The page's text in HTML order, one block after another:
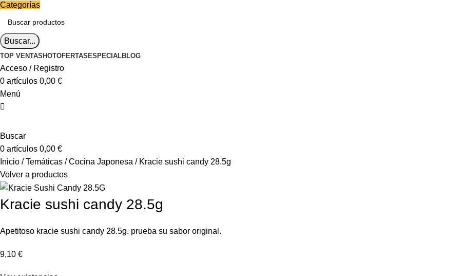
Categorías
Buscar...
TOP VENTAS HOTOFERTAS ESPECIALBLOG
Acceso / Registro
0 artículos 0,00 €
Menú
Buscar
0 artículos 0,00 €
Inicio
Temáticas Cocina Japonesa
Kracie sushi candy 28.5g
Volver a productos
Kracie sushi candy 28.5g
Apetitoso kracie sushi candy 28.5g. prueba su sabor original.
9,10 €